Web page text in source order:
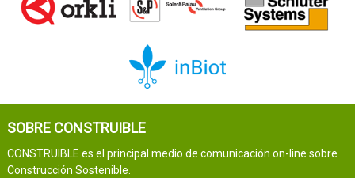
SOBRE CONSTRUIBLE
CONSTRUIBLE es el principal medio de comunicación on-line sobre
Construcción Sostenible.